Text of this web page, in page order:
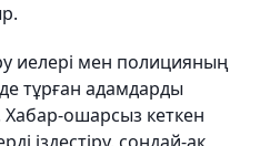
иелері мен полицияның
тұрған адамдарды
Хабар-ошарсыз кеткен